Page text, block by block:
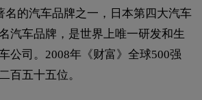
名的汽车品牌之一，日本第四大汽车
汽车品牌，是世界上唯一研发和生
公司。2008年《财富》全球500强
百五十五位。